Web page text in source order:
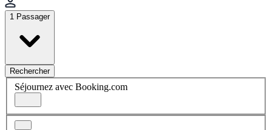
1 Passager
Rechercher
Séjournez avec Booking.com